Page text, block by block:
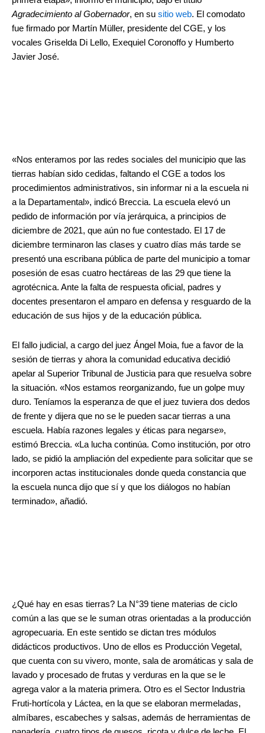
Agradecimiento al Gobernador, en su sitio web. El comodato
fue firmado por Martín Müller, presidente del CGE, y los
vocales Griselda Di Lello, Exequiel Coronoffo y Humberto
Javier José.
«Nos enteramos por las redes sociales del municipio que las
tierras habían sido cedidas, faltando el CGE a todos los
procedimientos administrativos, sin informar ni a la escuela ni
a la Departamental», indicó Breccia. La escuela elevó un
pedido de información por vía jerárquica, a principios de
diciembre de 2021, que aún no fue contestado. El 17 de
diciembre terminaron las clases y cuatro días más tarde se
presentó una escribana pública de parte del municipio a tomar
posesión de esas cuatro hectáreas de las 29 que tiene la
agrotécnica. Ante la falta de respuesta oficial, padres y
docentes presentaron el amparo en defensa y resguardo de la
educación de sus hijos y de la educación pública.
El fallo judicial, a cargo del juez Ángel Moia, fue a favor de la
sesión de tierras y ahora la comunidad educativa decidió
apelar al Superior Tribunal de Justicia para que resuelva sobre
la situación. «Nos estamos reorganizando, fue un golpe muy
duro. Teníamos la esperanza de que el juez tuviera dos dedos
de frente y dijera que no se le pueden sacar tierras a una
escuela. Había razones legales y éticas para negarse»,
estimó Breccia. «La lucha continúa. Como institución, por otro
lado, se pidió la ampliación del expediente para solicitar que se
incorporen actas institucionales donde queda constancia que
la escuela nunca dijo que sí y que los diálogos no habían
terminado», añadió.
¿Qué hay en esas tierras? La N°39 tiene materias de ciclo
común a las que se le suman otras orientadas a la producción
agropecuaria. En este sentido se dictan tres módulos
didácticos productivos. Uno de ellos es Producción Vegetal,
que cuenta con su vivero, monte, sala de aromáticas y sala de
lavado y procesado de frutas y verduras en la que se le
agrega valor a la materia primera. Otro es el Sector Industria
Fruti-hortícola y Láctea, en la que se elaboran mermeladas,
almíbares, escabeches y salsas, además de herramientas de